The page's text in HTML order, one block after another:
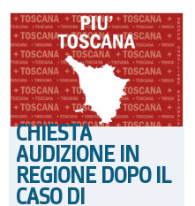
CHIESTA
AUDIZIONE IN
REGIONE DOPO IL
CASO DI